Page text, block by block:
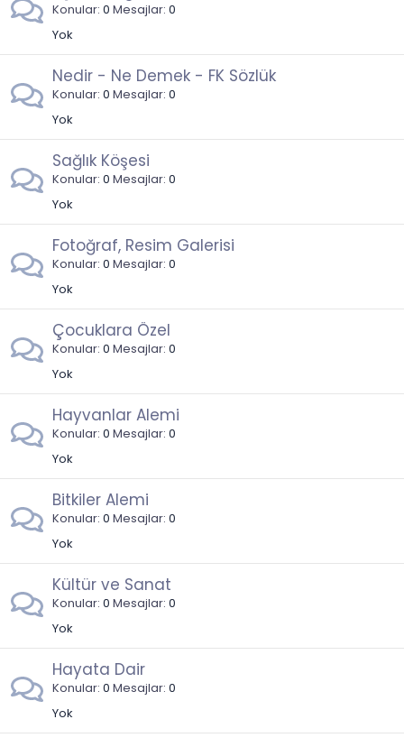
Konular 0 Mesajlar 0
Yok
Nedir - Ne Demek - FK Sözlük
Konular 0 Mesajlar 0
Yok
Sağlık Köşesi
Konular 0 Mesajlar 0
Yok
Fotoğraf, Resim Galerisi
Konular 0 Mesajlar 0
Yok
Çocuklara Özel
Konular 0 Mesajlar 0
Yok
Hayvanlar Alemi
Konular 0 Mesajlar 0
Yok
Bitkiler Alemi
Konular 0 Mesajlar 0
Yok
Kültür ve Sanat
Konular 0 Mesajlar 0
Yok
Hayata Dair
Konular 0 Mesajlar 0
Yok